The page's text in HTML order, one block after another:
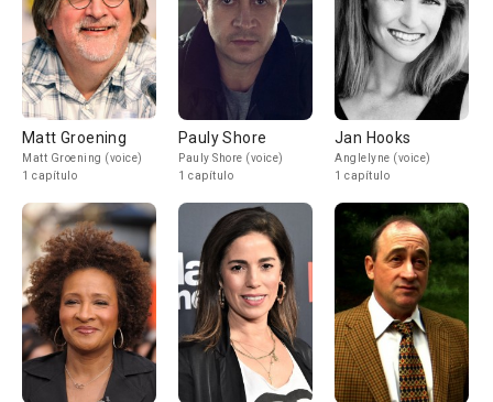
Matt Groening
Matt Groening (voice)
1 capítulo
Pauly Shore
Pauly Shore (voice)
1 capítulo
Jan Hooks
Anglelyne (voice)
1 capítulo